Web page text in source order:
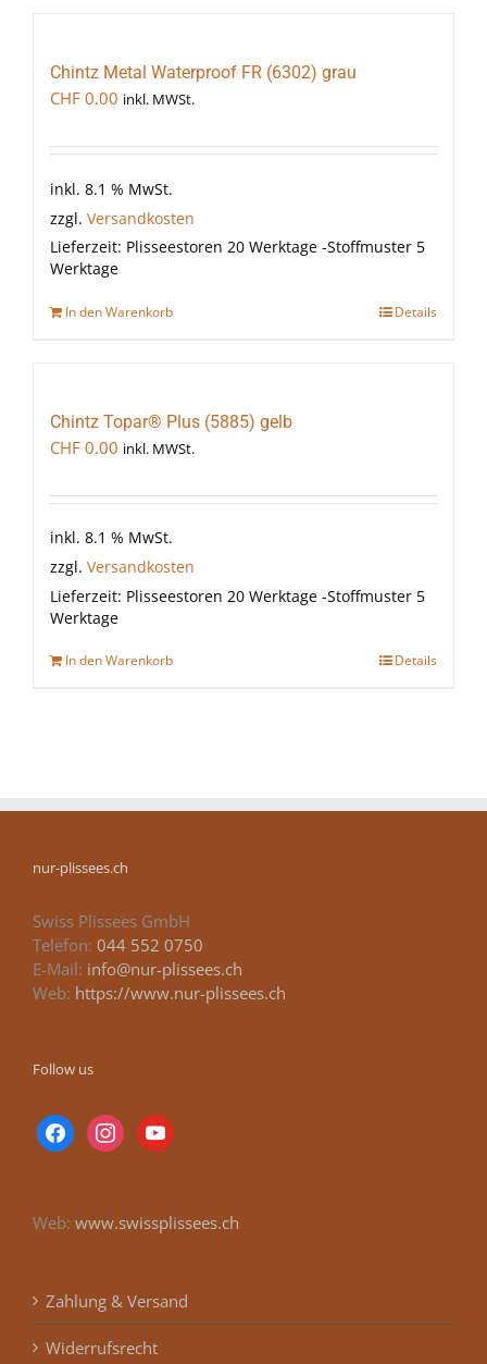
Chintz Metal Waterproof FR (6302) grau
CHF 0.00 inkl. MWSt.
inkl. 8.1 % MwSt.
zzgl. Versandkosten
Lieferzeit: Plisseestoren 20 Werktage -Stoffmuster 5
Werktage
In den Warenkorb Details
Chintz Topar® Plus (5885) gelb
CHF 0.00 inkl. MWSt.
inkl. 8.1 % MwSt.
zzgl. Versandkosten
Lieferzeit: Plisseestoren 20 Werktage -Stoffmuster 5
Werktage
In den Warenkorb Details
nur-plissees.ch
Swiss Plissees GmbH
Telefon: 044 552 0750
E-Mail: info@nur-plissees.ch
Web: https://www.nur-plissees.ch
Follow us
facebookinstagramyoutube
Web: www.swissplissees.ch
Zahlung & Versand
Widerrufsrecht